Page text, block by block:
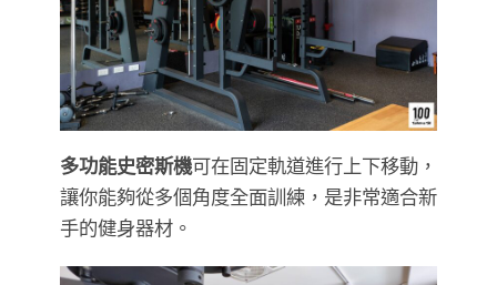
多功能史密斯機可在固定軌道進行上下移動，
讓你能夠從多個角度全面訓練，是非常適合新
手的健身器材。